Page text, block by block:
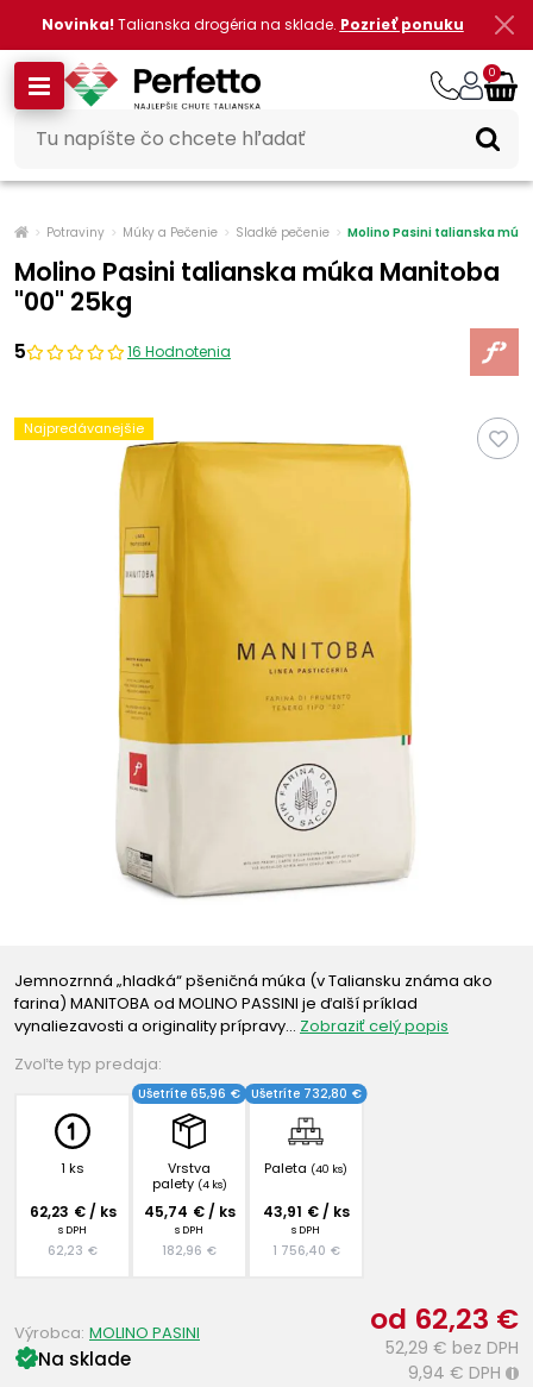
Novinka! Talianska drogéria na sklade. Pozrieť ponuku
0
Potraviny Múky a Pečenie Sladké pečenie Molino Pasini talianska
Molino Pasini talianska múka Manitoba
"00" 25kg
5 16 Hodnotenia
Najpredávanejšie
Jemnozrnná „hladká“ pšeničná múka (v Taliansku známa ako
farina) MANITOBA od MOLINO PASSINI je ďalší príklad
vynaliezavosti a originality prípravy… Zobraziť celý popis
Zvoľte typ predaja:
1 ks
62,23 € / ks
s DPH
62,23 €
Vrstva
palety (4 ks)
Ušetríte 65,96 €
45,74 € / ks
s DPH
182,96 €
Paleta (40 ks)
Ušetríte 732,80 €
43,91 € / ks
s DPH
1 756,40 €
od 62,23 €
52,29 € bez DPH
9,94 € DPH i
Na sklade
Výrobca: MOLINO PASINI